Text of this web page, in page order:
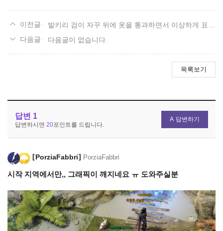
발키리 검이 자꾸 뒤에 옷을 통과하면서 이상하게 표시되는데
다음글이 없습니다.
목록보기
답변 1
답변하시면 20포인트를 드립니다.
답변하기
PorziaFabbri PorziaFabbri
시작 지역에서만,, 그래픽이 깨지네요 ㅠ 도와주실분